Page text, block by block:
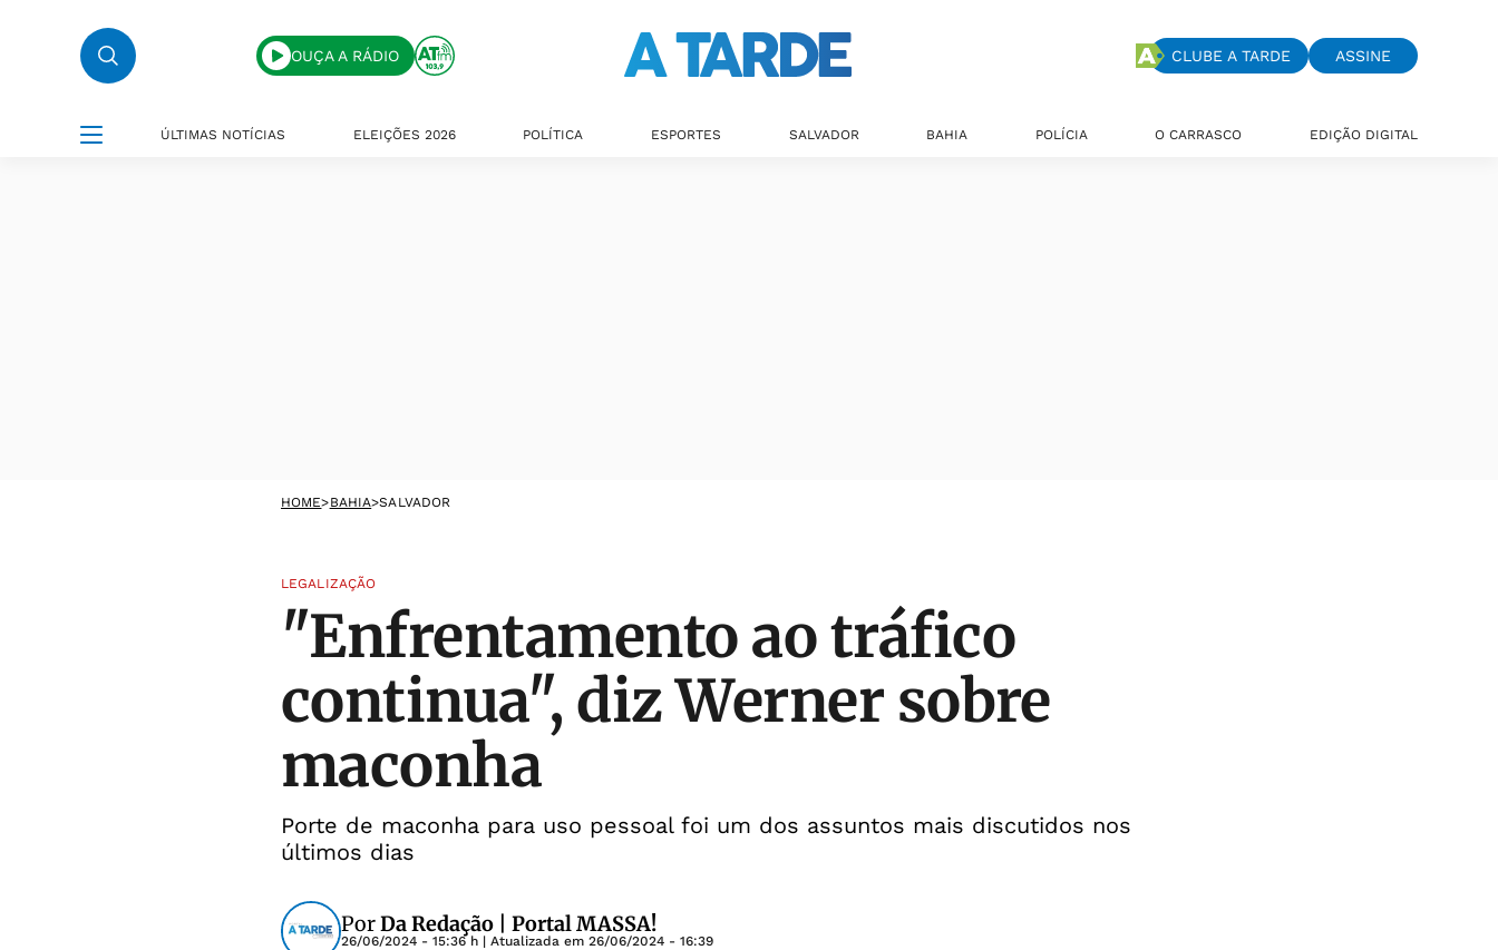
OUÇA A RÁDIO CLUBE A TARDE ASSINE
ÚLTIMAS NOTÍCIAS ELEIÇÕES 2026 POLÍTICA ESPORTES SALVADOR BAHIA POLÍCIA O CARRASCO EDIÇÃO DIGITAL
HOME>BAHIA>SALVADOR
LEGALIZAÇÃO
"Enfrentamento ao tráfico
continua", diz Werner sobre
maconha
Porte de maconha para uso pessoal foi um dos assuntos mais discutidos nos
últimos dias
PorDa Redação | Portal MASSA!
26/06/2024 - 15:36 h | Atualizada em 26/06/2024 - 16:39